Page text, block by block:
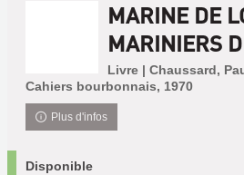
MARINE DE
MARINIERS
Livre | Chaussard,
Cahiers bourbonnais, 1970
Plus d'infos
Disponible